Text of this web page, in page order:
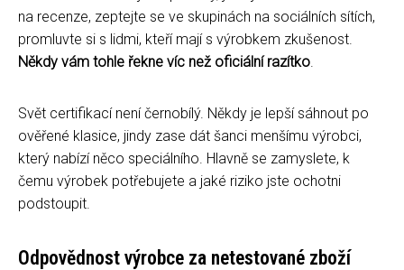
na recenze, zeptejte se ve skupinách na sociálních sítích,
promluvte si s lidmi, kteří mají s výrobkem zkušenost.
Někdy vám tohle řekne víc než oficiální razítko.
Svět certifikací není černobílý. Někdy je lepší sáhnout po
ověřené klasice, jindy zase dát šanci menšímu výrobci,
který nabízí něco speciálního. Hlavně se zamyslete, k
čemu výrobek potřebujete a jaké riziko jste ochotni
podstoupit.
Odpovědnost výrobce za netestované zboží